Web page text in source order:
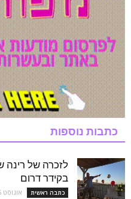
כתבות נוספות
לזכרה של רינה
בקידר דרום
כתבה ראשית אוגוסט 5, 2026